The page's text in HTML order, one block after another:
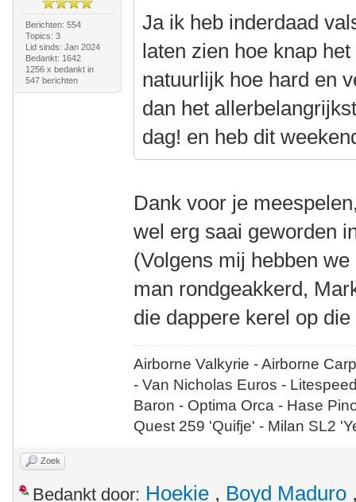
Berichten: 554
Topics: 3
Lid sinds: Jan 2024
Bedankt: 1642
1256 x bedankt in
547 berichten
Ja ik heb inderdaad
laten zien hoe knap
natuurlijk hoe hard en
dan het
dag! en heb dit
Dank voor je
wel erg saai geworden
(Volgens mij hebben
man rondgeakkerd,
die dappere kerel op
Airborne Valkyrie - Airborne
- Van Nicholas Euros -
Baron - Optima Orca - Hase
Quest 259 'Quifje' - Milan SL2
Zoek
Bedankt door: Hoekie , Boyd Maduro